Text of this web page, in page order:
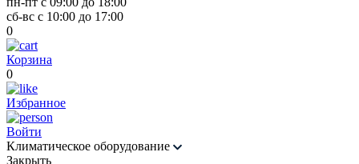
сб-вс с 10:00 до 17:00
0
Корзина
0
Избранное
Войти
Климатическое оборудование
Закрыть